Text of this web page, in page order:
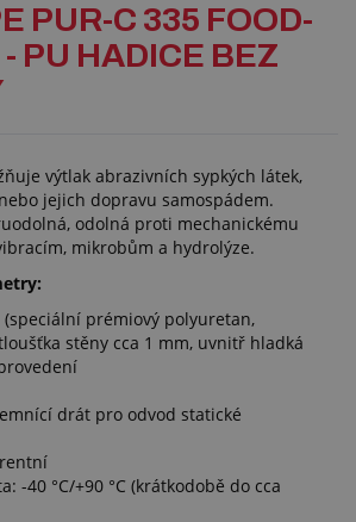
PUR-C 335 FOOD-
PU HADICE BEZ
výtlak abrazivních sypkých látek,
jejich dopravu samospádem.
odolná proti mechanickému
mikrobům a hydrolýze.
(speciální prémiový polyuretan,
stěny cca 1 mm, uvnitř hladká
drát pro odvod statické
-40 °C/+90 °C (krátkodobě do cca